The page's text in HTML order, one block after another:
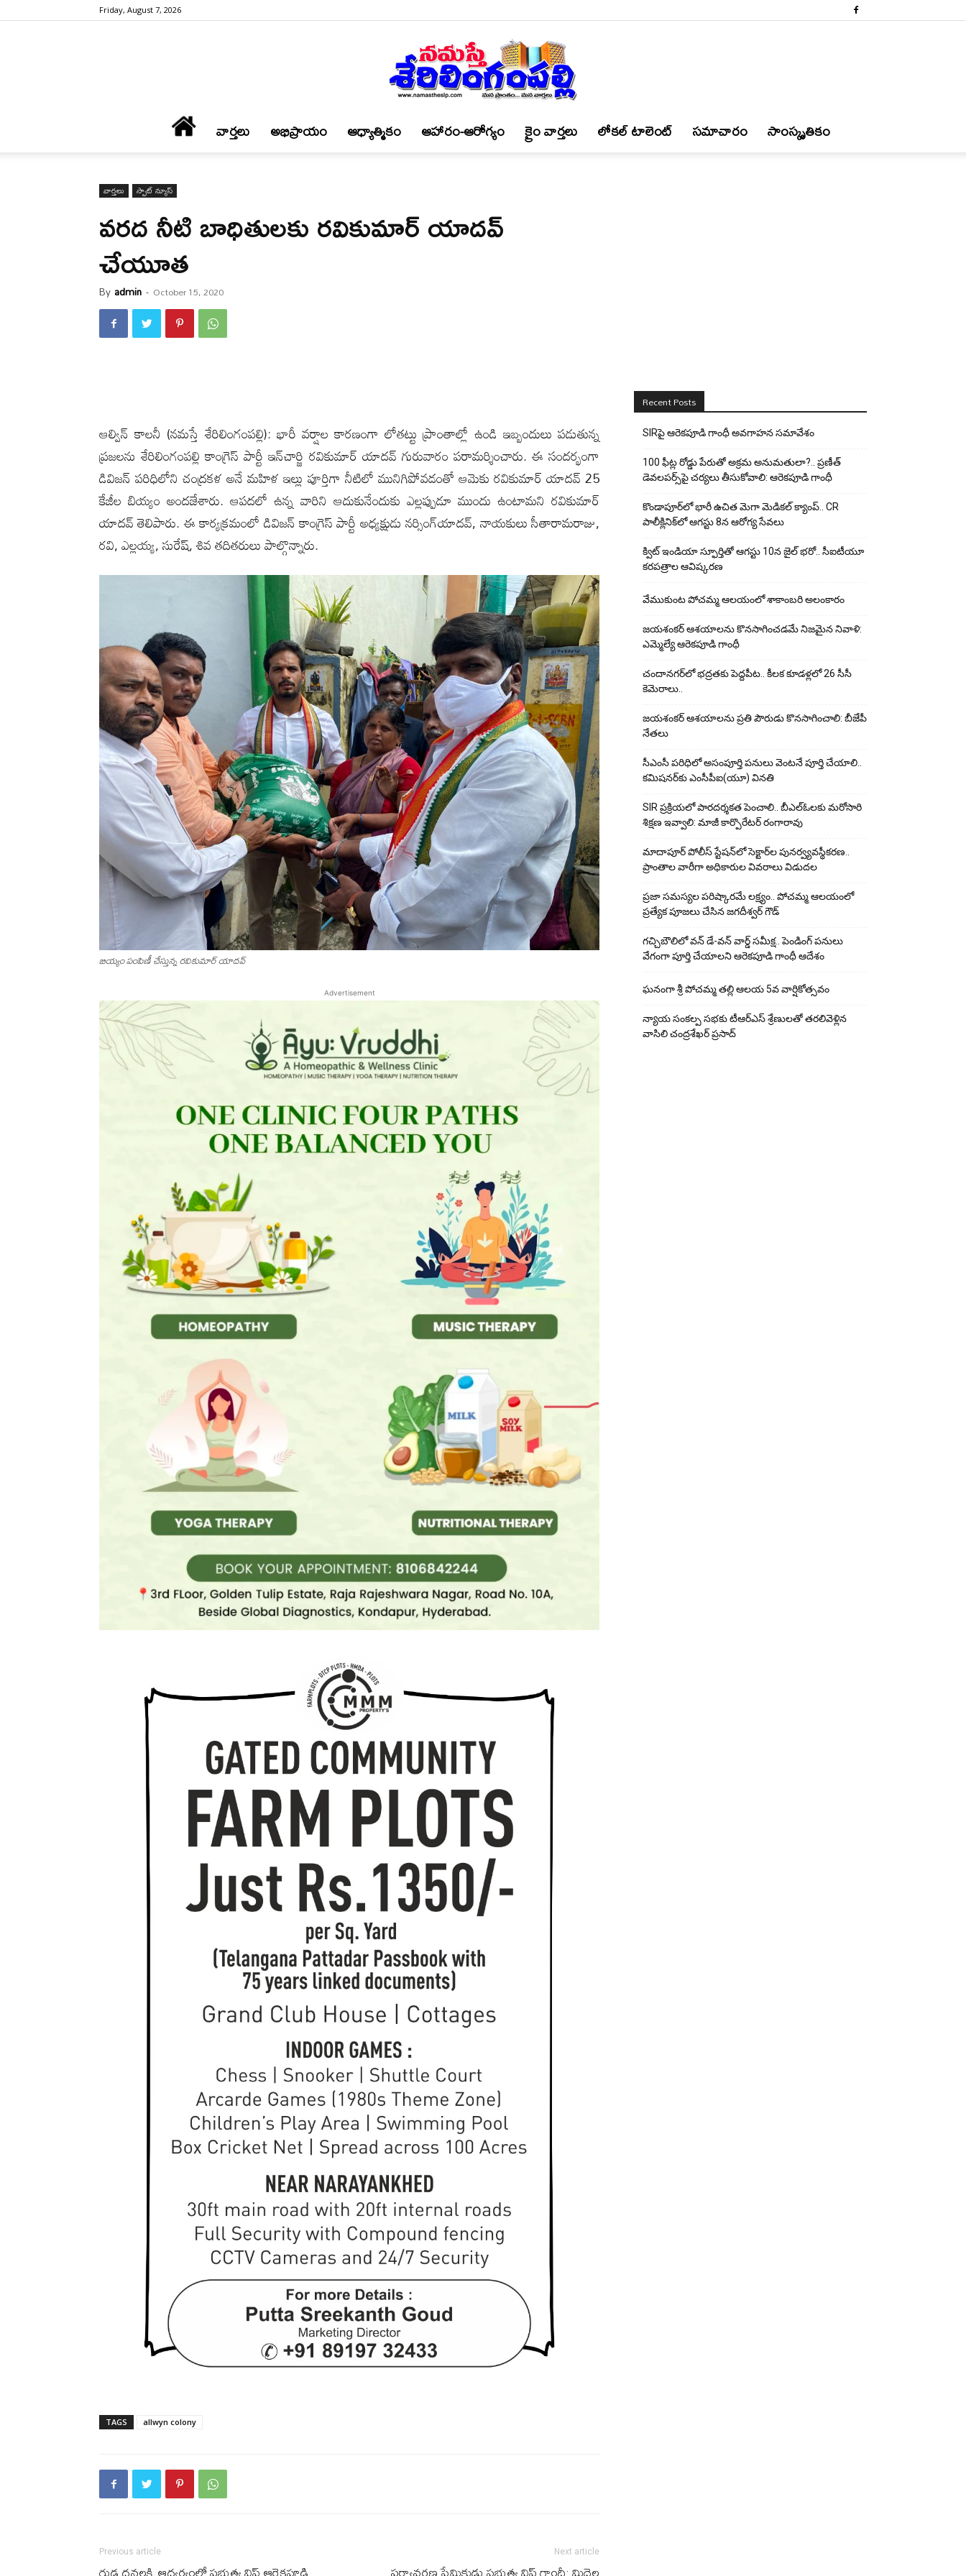
Friday, August 7, 2026
శేరిలింగంపల్లి
వార్త‌లు అభిప్రాయం ఆధ్యాత్మికం ఆహారం-ఆరోగ్యం క్రైం వార్త‌లు లోకల్ టాలెంట్ స‌మాచారం సాంస్కృతికం
వార్త‌లు స్పాట్ న్యూస్
వ‌రద నీటి బాధితుల‌కు ర‌వికుమార్ యాద‌వ్
చేయూత
By admin - October 15, 2020
ఆల్విన్ కాలనీ (న‌మ‌స్తే శేరిలింగంప‌ల్లి): భారీ వ‌ర్షాల కార‌ణంగా లోత‌ట్టు ప్రాంతాల్లో ఉండి ఇబ్బందులు ప‌డుతున్న
ప్ర‌జ‌ల‌ను శేరిలింగంప‌ల్లి కాంగ్రెస్ పార్టీ ఇన్‌చార్జి ర‌వికుమార్ యాద‌వ్ గురువారం ప‌రామ‌ర్శించారు. ఈ సంద‌ర్భంగా
డివిజ‌న్ ప‌రిధిలోని చంద్ర‌క‌ళ అనే మ‌హిళ ఇల్లు పూర్తిగా నీటిలో మునిగిపోవ‌డంతో ఆమెకు ర‌వికుమార్ యాద‌వ్ 25
కేజీల బియ్యం అంద‌జేశారు. ఆప‌ద‌లో ఉన్న వారిని ఆదుకునేందుకు ఎల్ల‌ప్పుడూ ముందు ఉంటామని ర‌వికుమార్
యాద‌వ్ తెలిపారు. ఈ కార్య‌క్ర‌మంలో డివిజ‌న్ కాంగ్రెస్ పార్టీ అధ్య‌క్షుడు న‌ర్సింగ్‌యాద‌వ్‌, నాయ‌కులు సీతారామ‌రాజు,
ర‌వి, ఎల్ల‌య్య‌, సురేష్‌, శివ త‌దిత‌రులు పాల్గొన్నారు.
బియ్యం పంపిణీ చేస్తున్న ర‌వికుమార్ యాద‌వ్
Advertisement
TAGS allwyn colony
Previous article Next article
Recent Posts
SIRపై ఆరెకపూడి గాంధీ అవగాహన సమావేశం
100 ఫీట్ల రోడ్డు పేరుతో అక్రమ అనుమతులా?.. ప్రణీత్
డెవలపర్స్‌పై చర్యలు తీసుకోవాలి: ఆరెకపూడి గాంధీ
కొండాపూర్‌లో భారీ ఉచిత మెగా మెడికల్ క్యాంప్.. CR
పాలీక్లినిక్‌లో ఆగస్టు 8న ఆరోగ్య సేవలు
క్విట్ ఇండియా స్ఫూర్తితో ఆగస్టు 10న జైల్ భరో.. సీఐటీయూ
కరపత్రాల ఆవిష్కరణ
వేముకుంట పోచమ్మ ఆలయంలో శాకాంబరి అలంకారం
జయశంకర్ ఆశయాలను కొనసాగించడమే నిజమైన నివాళి:
ఎమ్మెల్యే ఆరెక‌పూడి గాంధీ
చందానగర్‌లో భద్రతకు పెద్దపీట.. కీలక కూడళ్లలో 26 సీసీ
కెమెరాలు..
జయశంకర్ ఆశయాలను ప్రతి పౌరుడు కొనసాగించాలి: బీజేపీ
నేతలు
సీఎంసీ పరిధిలో అసంపూర్తి పనులు వెంటనే పూర్తి చేయాలి..
కమిషనర్‌కు ఎంసీపీఐ(యూ) వినతి
SIR ప్రక్రియలో పారదర్శకత పెంచాలి.. బీఎల్ఓలకు మరోసారి
శిక్షణ ఇవ్వాలి: మాజీ కార్పొరేటర్ రంగారావు
మాదాపూర్ పోలీస్‌ స్టేషన్‌లో సెక్టార్‌ల పునర్వ్యవస్థీకరణ..
ప్రాంతాల వారీగా అధికారుల వివరాలు విడుదల
ప్రజా సమస్యల పరిష్కారమే లక్ష్యం.. పోచమ్మ ఆలయంలో
ప్రత్యేక పూజలు చేసిన జగదీశ్వర్ గౌడ్
గచ్చిబౌలిలో వన్ డే-వన్ వార్డ్ సమీక్ష.. పెండింగ్ పనులు
వేగంగా పూర్తి చేయాలని ఆరెకపూడి గాంధీ ఆదేశం
ఘ‌నంగా శ్రీ పోచమ్మ త‌ల్లి ఆలయ 5వ వార్షికోత్సవం
న్యాయ సంక‌ల్ప స‌భ‌కు టీఆర్ఎస్ శ్రేణుల‌తో త‌ర‌లివెళ్లిన
వాసిలి చంద్ర‌శేఖ‌ర్ ప్ర‌సాద్